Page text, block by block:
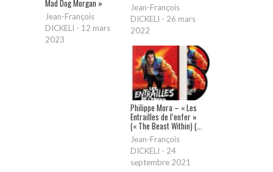
Mad Dog Morgan »
Jean-François
DICKELI - 12 mars
2023
Jean-François
DICKELI - 26 mars
2022
Philippe Mora – « Les
Entrailles de l’enfer »
(« The Beast Within) (...
Jean-François
DICKELI - 24
septembre 2021